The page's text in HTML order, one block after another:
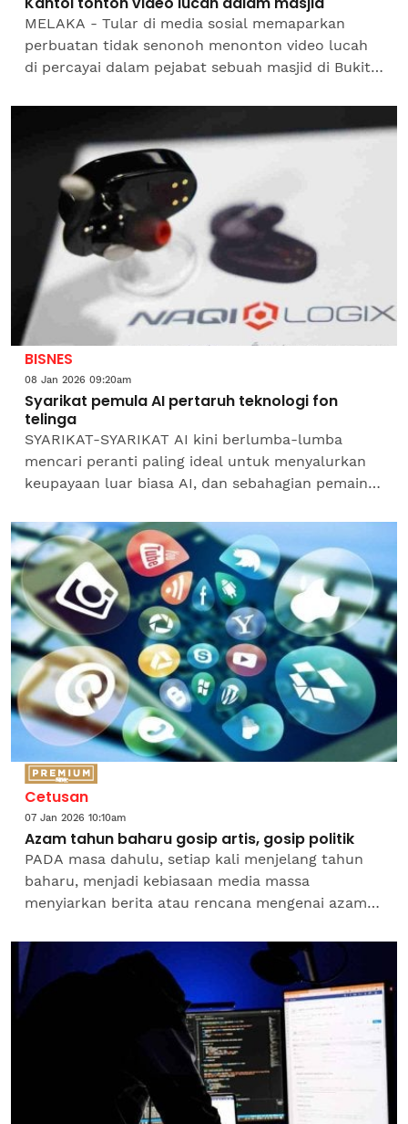
MELAKA - Tular di media sosial memaparkan
perbuatan tidak senonoh menonton video lucah
di percayai dalam pejabat sebuah masjid di Bukit
disedari orang...
BISNES
08 Jan 2026 09:20am
Syarikat pemula AI pertaruh teknologi fon
telinga
SYARIKAT-SYARIKAT AI kini berlumba-lumba
mencari peranti paling ideal untuk menyalurkan
keupayaan luar biasa AI, dan sebahagian pemain
adalah...
Cetusan
07 Jan 2026 10:10am
Azam tahun baharu gosip artis, gosip politik
PADA masa dahulu, setiap kali menjelang tahun
baharu, menjadi kebiasaan media massa
menyiarkan berita atau rencana mengenai azam
korporat, selebriti dan orang...